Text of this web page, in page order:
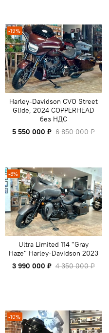
-19%
Harley-Davidson CVO Street
Glide, 2024 COPPERHEAD
без НДС
5 550 000 ₽ 6 850 000 ₽
-8%
Ultra Limited 114 "Gray
Haze" Harley-Davidson 2023
3 990 000 ₽ 4 350 000 ₽
-10%